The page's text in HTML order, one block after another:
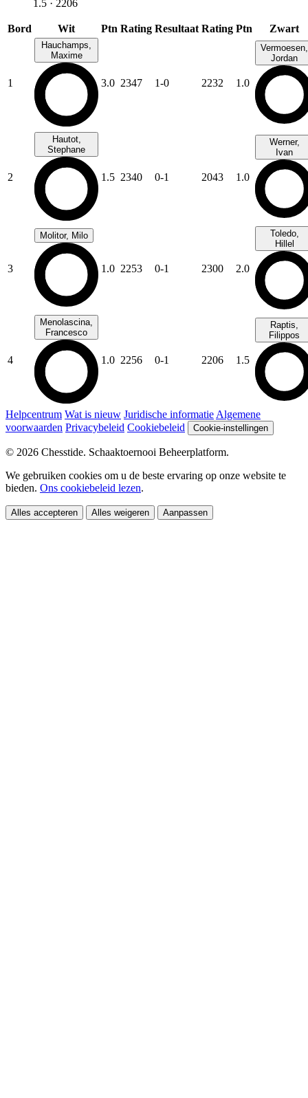
1.5 · 2206
Bord Wit Ptn Rating Resultaat Rating Ptn Zwart
1
Hauchamps,
Maxime
3.0 2347 1-0 2232 1.0
Vermoesen,
Jordan
2
Hautot,
Stephane
1.5 2340 0-1 2043 1.0
Werner,
Ivan
3
Molitor, Milo
1.0 2253 0-1 2300 2.0
Toledo,
Hillel
4
Menolascina,
Francesco
1.0 2256 0-1 2206 1.5
Raptis,
Filippos
Helpcentrum Wat is nieuw Juridische informatie Algemene
voorwaarden Privacybeleid Cookiebeleid Cookie-instellingen
© 2026 Chesstide. Schaaktoernooi Beheerplatform.
We gebruiken cookies om u de beste ervaring op onze website te
bieden. Ons cookiebeleid lezen.
Alles accepteren Alles weigeren Aanpassen